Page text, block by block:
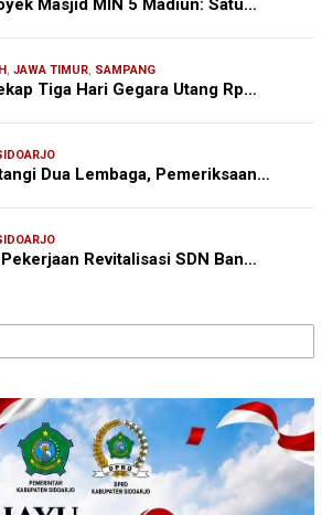
Masjid MIN 5 Madiun: Satu…
, JAWA TIMUR, SAMPANG
Tiga Hari Gegara Utang Rp…
Dua Lembaga, Pemeriksaan…
Revitalisasi SDN Ban…